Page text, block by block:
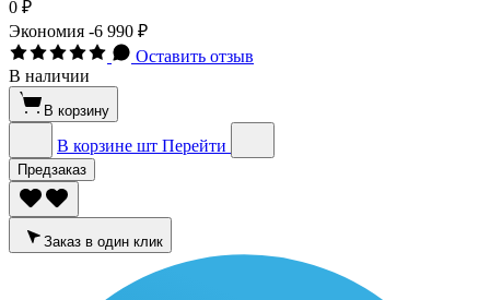
0 ₽
Экономия -6 990 ₽
Оставить отзыв
В наличии
В корзину
В корзине шт Перейти
Предзаказ
Заказ в один клик